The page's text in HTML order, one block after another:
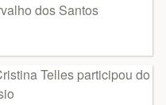
dos Santos